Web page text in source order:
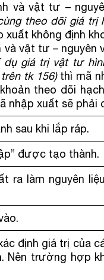
và vật tư –
theo dõi giá trị
không định
vật tư – nguyên
dụ giá trị vật tư
tk 156)thì mã
theo dõi
nhập xuất sẽ phải
sau khi lắp ráp.
được tạo thành.
ra làm nguyên
định giá trị của
Nên trường hợp